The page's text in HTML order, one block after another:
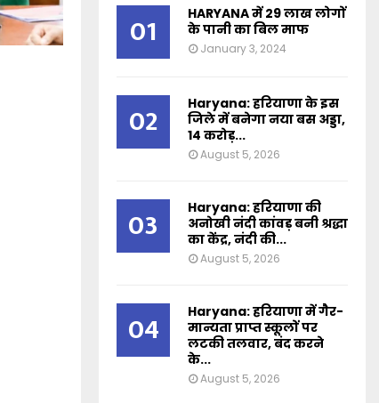
01
HARYANA में 29 लाख लोगों
के पानी का बिल माफ
January 3, 2024
02
Haryana: हरियाणा के इस
जिले में बनेगा नया बस अड्डा,
14 करोड़...
August 5, 2026
03
Haryana: हरियाणा की
अनोखी नंदी कांवड़ बनी श्रद्धा
का केंद्र, नंदी की...
August 5, 2026
04
Haryana: हरियाणा में गैर-
मान्यता प्राप्त स्कूलों पर
लटकी तलवार, बंद करने
के...
August 5, 2026